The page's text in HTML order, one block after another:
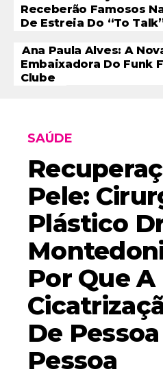
Receberão Famosos
De Estreia Do “To
Ana Paula Alves: A
Embaixadora Do Funk
Clube
SAÚDE
Pele:
Plástico
Por Que A
De
Pessoa